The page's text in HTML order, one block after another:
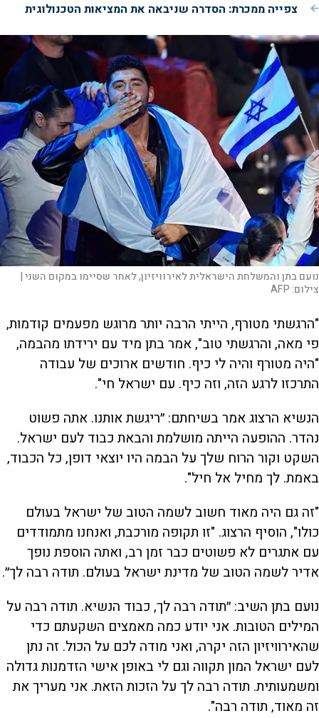
צפייה ממכרת: הסדרה שניבאה את המציאות הטכנולוגית
נועם בתן והמשלחת הישראלית לאירוויזיון, לאחר שסיימו במקום השני |
צילום:AFP
"הרגשתי מטורף, הייתי הרבה יותר מרוגש מפעמים קודמות,
פי מאה, והרגשתי טוב", אמר בתן מיד עם ירידתו מהבמה,
"היה מטורף והיה לי כיף. חודשים ארוכים של עבודה
התרכזו לרגע הזה, וזה כיף. עם ישראל חי".
הנשיא הרצוג אמר בשיחתם: ״ריגשת אותנו. אתה פשוט
נהדר. ההופעה הייתה מושלמת והבאת כבוד לעם ישראל.
השקט וקור הרוח שלך על הבמה היו יוצאי דופן, כל הכבוד,
באמת. לך מחיל אל חיל".
"זה גם היה מאוד חשוב לשמה הטוב של ישראל בעולם
כולו", הוסיף הרצוג. "זו תקופה מורכבת, ואנחנו מתמודדים
עם אתגרים לא פשוטים כבר זמן רב, ואתה הוספת נופך
אדיר לשמה הטוב של מדינת ישראל בעולם. תודה רבה לך״.
נועם בתן השיב: ״תודה רבה לך, כבוד הנשיא. תודה רבה על
המילים הטובות. אני יודע כמה מאמצים השקעתם כדי
שהאירוויזיון הזה יקרה, ואני מודה לכם על הכול. זה נתן
לעם ישראל המון תקווה וגם לי באופן אישי הזדמנות גדולה
ומשמעותית. תודה רבה לך על הזכות הזאת. אני מעריך את
זה מאוד, תודה רבה".